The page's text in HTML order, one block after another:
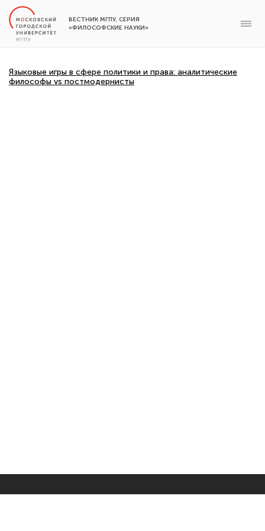
ВЕСТНИК МГПУ, СЕРИЯ
«ФИЛОСОФСКИЕ НАУКИ»
Языковые игры в сфере политики и права: аналитические
философы vs постмодернисты